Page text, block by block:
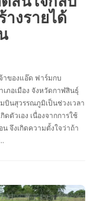
งรายได้
าของแอ๊ด ฟาร์มกบ
ภอเมือง จังหวัดกาฬสินธุ์
บินสุวรรณภูมิเป็นช่วงเวลา
ตัวเอง เนื่องจากการใช้
จึงเกิดความตั้งใจว่าถ้า